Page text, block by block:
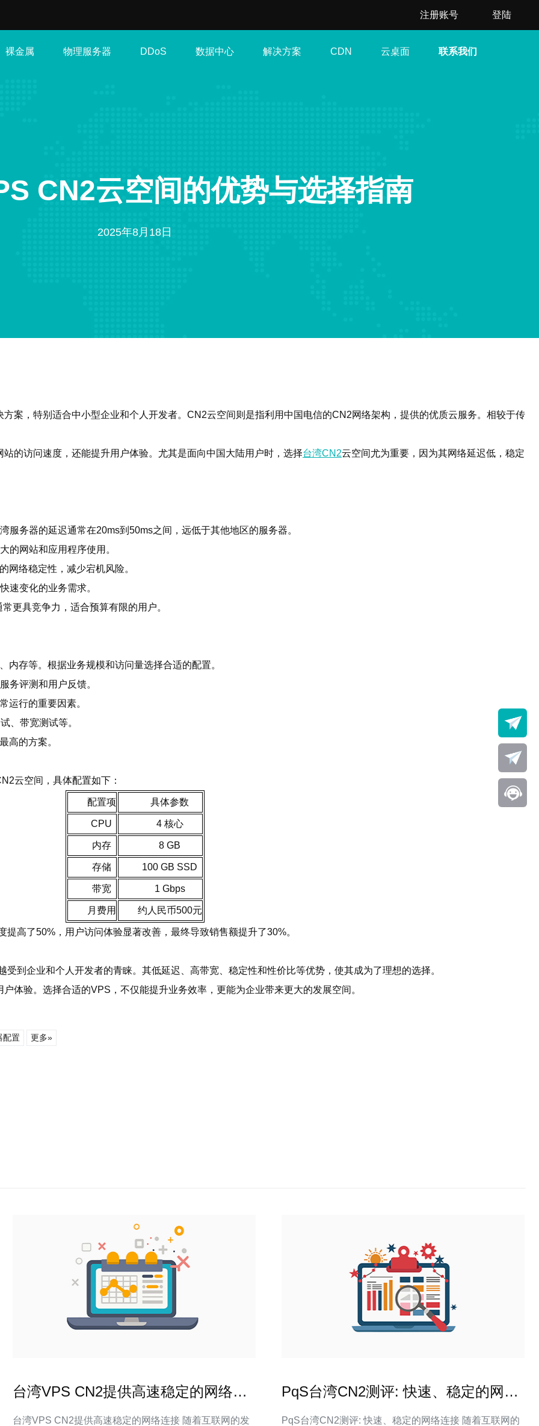
注册账号 登陆
裸金属 物理服务器 DDoS 数据中心 解决方案 CDN 云桌面 联系我们
CN2云空间的优势与选择指南
2025年8月18日
案，特别适合中小型企业和个人开发者。CN2云空间则是指利用中国电信的CN2网络架构，提供的优质云服务。相较于传
的访问速度，还能提升用户体验。尤其是面向中国大陆用户时，选择台湾CN2云空间尤为重要，因为其网络延迟低，稳定
务器的延迟通常在20ms到50ms之间，远低于其他地区的服务器。
的网站和应用程序使用。
网络稳定性，减少宕机风险。
速变化的业务需求。
更具竞争力，适合预算有限的用户。
存等。根据业务规模和访问量选择合适的配置。
务评测和用户反馈。
运行的重要因素。
、带宽测试等。
高的方案。
云空间，具体配置如下：
配置项 具体参数
CPU 4 核心
内存 8 GB
存储 100 GB SSD
带宽 1 Gbps
月费用 约人民币500元
高了50%，用户访问体验显著改善，最终导致销售额提升了30%。
到企业和个人开发者的青睐。其低延迟、高带宽、稳定性和性价比等优势，使其成为了理想的选择。
体验。选择合适的VPS，不仅能提升业务效率，更能为企业带来更大的发展空间。
配置 更多»
台湾VPS CN2提供高速稳定的网络连
台湾VPS CN2提供高速稳定的网络连接 随着互联网的发
PqS台湾CN2测评: 快速、稳定的网络
PqS台湾CN2测评: 快速、稳定的网络连接 随着互联网的